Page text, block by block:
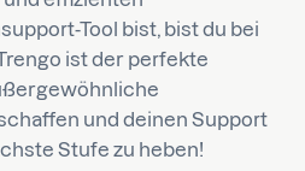
Tool bist, bist du bei
ist der perfekte
und deinen Support
Stufe zu heben!